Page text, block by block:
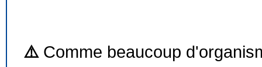
⚠️ Comme beaucoup